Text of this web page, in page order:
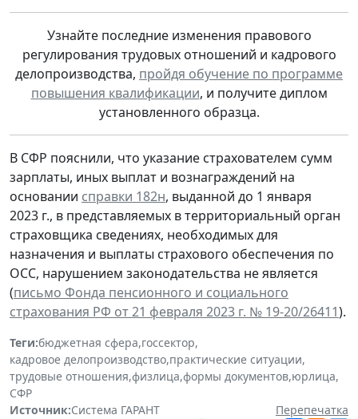
Узнайте последние изменения правового
регулирования трудовых отношений и кадрового
делопроизводства, пройдя обучение по программе
повышения квалификации, и получите диплом
установленного образца.
В СФР пояснили, что указание страхователем сумм
зарплаты, иных выплат и вознаграждений на
основании справки 182н, выданной до 1 января
2023 г., в представляемых в территориальный орган
страховщика сведениях, необходимых для
назначения и выплаты страхового обеспечения по
ОСС, нарушением законодательства не является
(письмо Фонда пенсионного и социального
страхования РФ от 21 февраля 2023 г. № 19-20/26411).
Теги:бюджетная сфера,госсектор,
кадровое делопроизводство,практические ситуации,
трудовые отношения,физлица,формы документов,юрлица,
СФР
Источник:Система ГАРАНТ
Перепечатка